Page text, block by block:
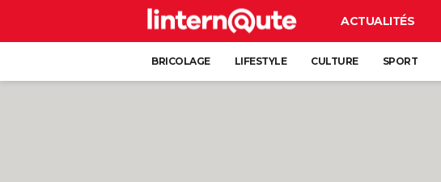
ACTUALITÉS
BRICOLAGE LIFESTYLE CULTURE SPORT